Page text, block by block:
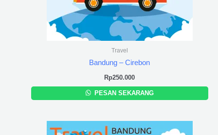
Travel
Bandung – Cirebon
Rp250.000
PESAN SEKARANG